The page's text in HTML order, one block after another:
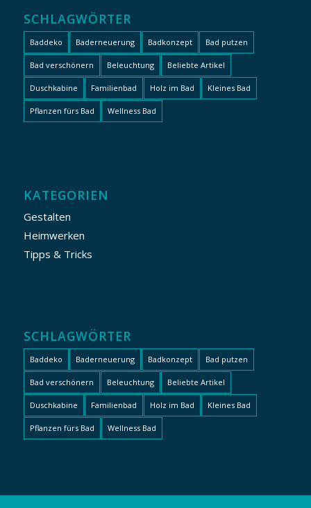
SCHLAGWÖRTER
Baddeko Baderneuerung Badkonzept Bad putzen
Bad verschönern Beleuchtung Beliebte Artikel
Duschkabine Familienbad Holz im Bad Kleines Bad
Pflanzen fürs Bad Wellness Bad
KATEGORIEN
Gestalten
Heimwerken
Tipps & Tricks
SCHLAGWÖRTER
Baddeko Baderneuerung Badkonzept Bad putzen
Bad verschönern Beleuchtung Beliebte Artikel
Duschkabine Familienbad Holz im Bad Kleines Bad
Pflanzen fürs Bad Wellness Bad